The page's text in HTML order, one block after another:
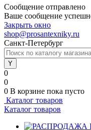
Сообщение отправлено
Ваше сообщение
Закрыть окно
shop@prosantexniky.ru
Санкт-Петербург
0
0
0 В корзине пока пусто
Каталог товаров
Каталог товаров